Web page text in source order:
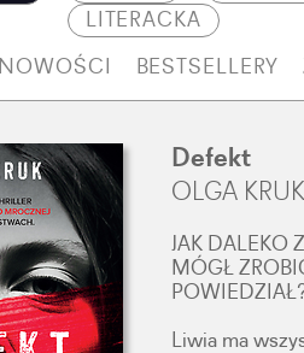
LITERACKA
NOWOŚCI BESTSELLERY
Defekt
OLGA KRUK
JAK DALEKO
MÓGŁ
Liwia ma